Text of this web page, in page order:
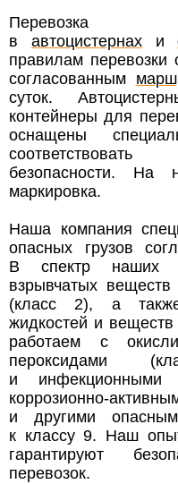
в автоцистернахи
правилам перевозки
согласованным
суток.
контейнеры для
оснащены
безопасности. На
маркировка.
Наша компания
опасных грузов
В спектр наших
взрывчатых
(класс 2), а также
жидкостей и
работаем с
пероксидами
и инфекционными
коррозионно-
и другими
к классу 9. Наш
гарантируют
перевозок.